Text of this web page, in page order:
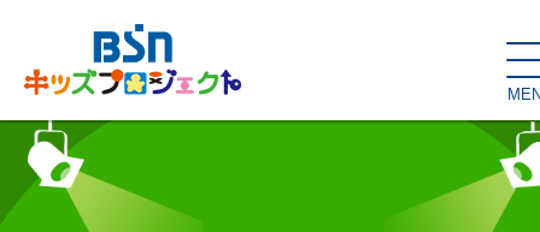
SDGs de
はぐくむコラム
キッズが主役！